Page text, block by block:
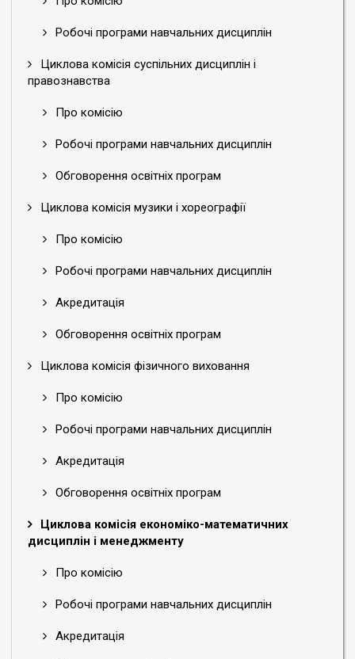
Робочі програми навчальних дисциплін
Циклова комісія суспільних дисциплін і
правознавства
Про комісію
Робочі програми навчальних дисциплін
Обговорення освітніх програм
Циклова комісія музики і хореографії
Про комісію
Робочі програми навчальних дисциплін
Акредитація
Обговорення освітніх програм
Циклова комісія фізичного виховання
Про комісію
Робочі програми навчальних дисциплін
Акредитація
Обговорення освітніх програм
Циклова комісія економіко-математичних
дисциплін і менеджменту
Про комісію
Робочі програми навчальних дисциплін
Акредитація